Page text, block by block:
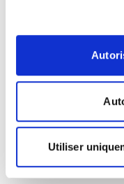
Utiliser